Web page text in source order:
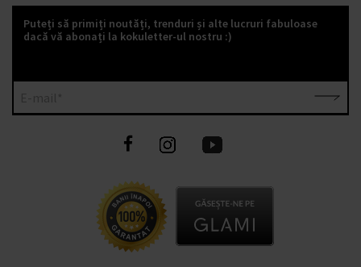
Puteți să primiți noutăți, trenduri și alte lucruri fabuloase
dacă vă abonați la kokuletter-ul nostru :)